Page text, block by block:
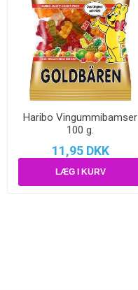
Haribo Vingummibamser
100 g.
11,95 DKK